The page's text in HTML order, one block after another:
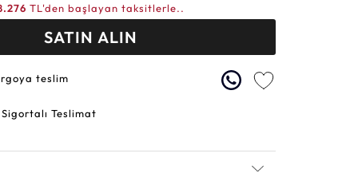
TL'den başlayan taksitlerle..
SATIN ALIN
teslim
Teslimat